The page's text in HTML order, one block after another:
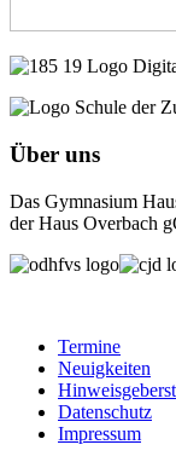
Über uns
Das Gymnasium
der Haus Overbach
Termine
Neuigkeiten
Datenschutz
Impressum